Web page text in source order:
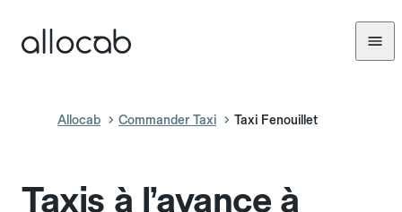
Allocab Commander Taxi Taxi Fenouillet
Taxis à l’avance à